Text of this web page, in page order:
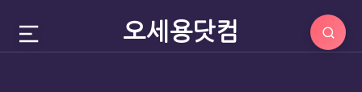
오세용닷컴